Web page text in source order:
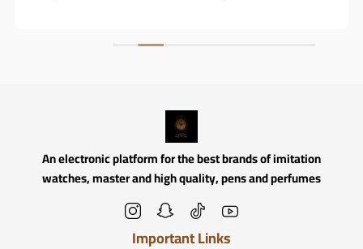
An electronic platform for the best brands of imitation
watches, master and high quality, pens and perfumes
Important Links